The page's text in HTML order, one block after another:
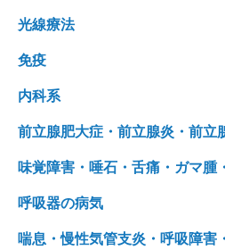
光線療法
免疫
内科系
前立腺肥大症・前立腺炎・前立
味覚障害・唾石・舌痛・ガマ腫
呼吸器の病気
喘息・慢性気管支炎・呼吸障害